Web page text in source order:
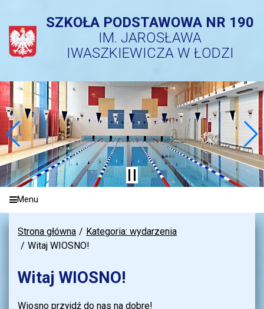
SZKOŁA PODSTAWOWA NR 190
IM. JAROSŁAWA
IWASZKIEWICZA W ŁODZI
Menu
Strona główna
Kategoria: wydarzenia
Witaj WIOSNO!
Witaj WIOSNO!
Wiosno przyjdź do nas na dobre!